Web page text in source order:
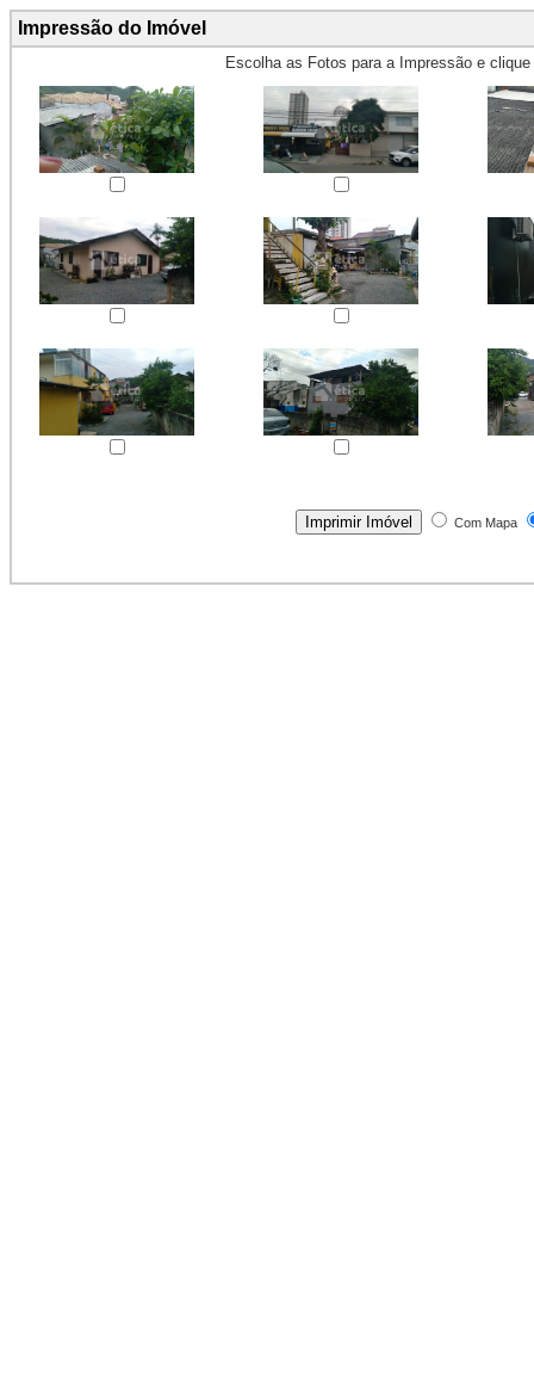
Impressão do Imóvel
Escolha as Fotos para a Impressão e clique
Com Mapa